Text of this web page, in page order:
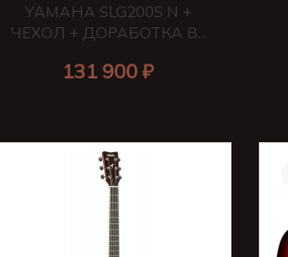
YAMAHA SLG200S N +
ЧЕХОЛ + ДОРАБОТКА В...
131 900 ₽